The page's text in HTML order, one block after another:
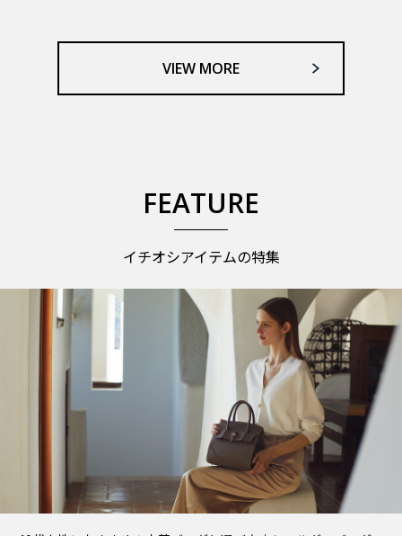
VIEW MORE
FEATURE
イチオシアイテムの特集